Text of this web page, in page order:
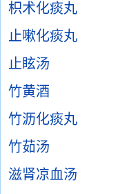
枳术化痰丸
止嗽化痰丸
止眩汤
竹黄酒
竹沥化痰丸
竹茹汤
滋肾凉血汤